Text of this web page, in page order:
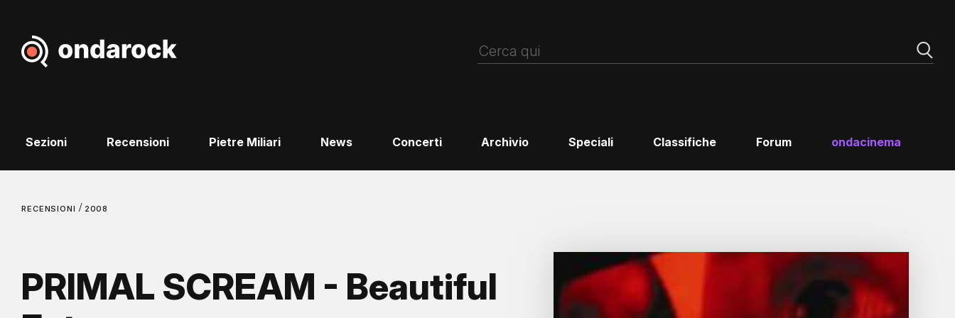
Sezioni Recensioni Pietre Miliari News Concerti Archivio Speciali Classifiche Forum ondacinema
RECENSIONI / 2008
PRIMAL SCREAM - Beautiful